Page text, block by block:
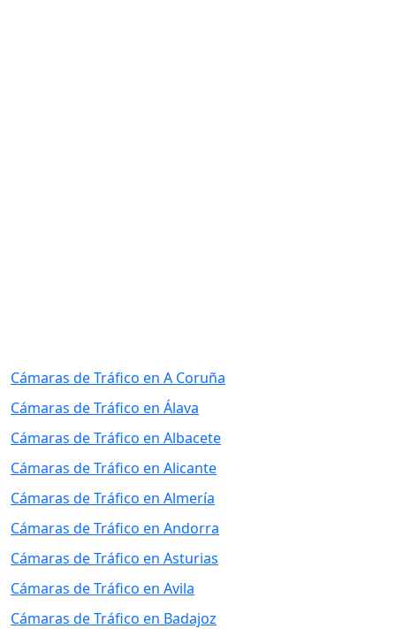
Cámaras de Tráfico en A Coruña
Cámaras de Tráfico en Álava
Cámaras de Tráfico en Albacete
Cámaras de Tráfico en Alicante
Cámaras de Tráfico en Almería
Cámaras de Tráfico en Andorra
Cámaras de Tráfico en Asturias
Cámaras de Tráfico en Avila
Cámaras de Tráfico en Badajoz